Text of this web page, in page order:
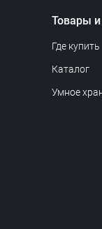
Товары и
Где купить
Каталог
Умное